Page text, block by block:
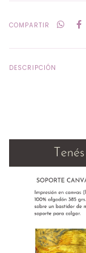
COMPARTIR
DESCRIPCIÓN